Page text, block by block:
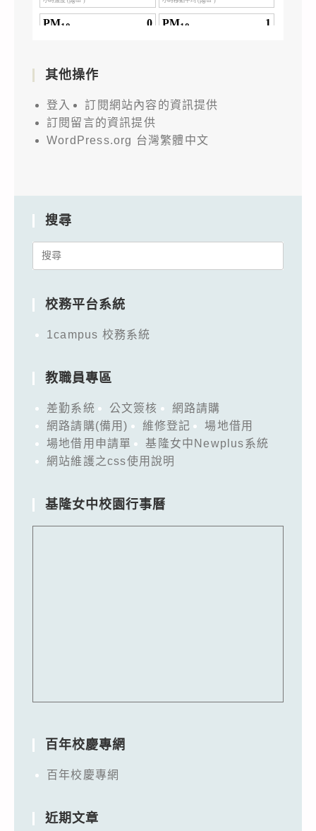
其他操作
登入
訂閱網站內容的資訊提供
訂閱留言的資訊提供
WordPress.org 台灣繁體中文
搜尋
Search
校務平台系統
1campus 校務系統
教職員專區
差勤系統 公文簽核
網路請購
網路請購(備用)
維修登記
場地借用
場地借用申請單
基隆女中Newplus系統
網站維護之css使用說明
基隆女中校園行事曆
百年校慶專網
百年校慶專網
近期文章